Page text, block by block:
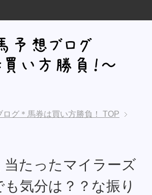
ログ＊馬券は買い方勝負！
TOP
当たったマイラーズ
気分は？？な振り